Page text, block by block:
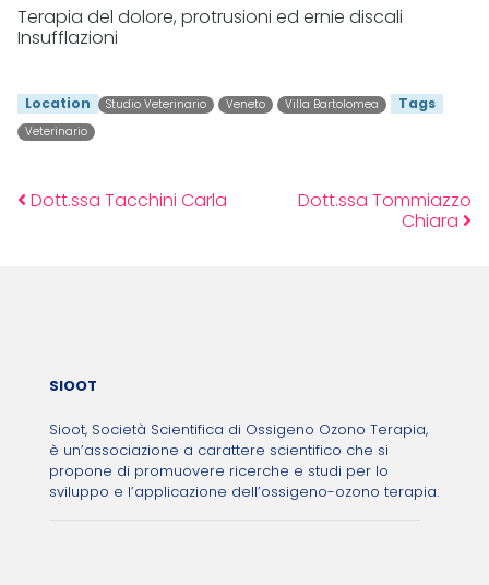
Terapia del dolore, protrusioni ed ernie discali
Insufflazioni
Location Studio Veterinario Veneto Villa Bartolomea Tags
Veterinario
Post navigation
Dott.ssa Tacchini Carla
Dott.ssa Tommiazzo
Chiara
SIOOT
Sioot, Società Scientifica di Ossigeno Ozono Terapia,
è un’associazione a carattere scientifico che si
propone di promuovere ricerche e studi per lo
sviluppo e l’applicazione dell’ossigeno-ozono terapia.